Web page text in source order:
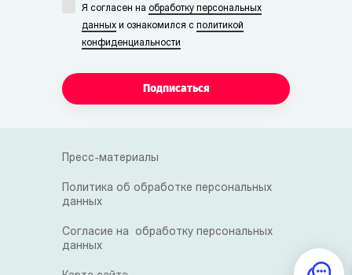
Я согласен на обработку персональных
данных и ознакомился с политикой
конфиденциальности
Подписаться
Пресс-материалы
Политика об обработке персональных
данных
Согласие на обработку персональных
данных